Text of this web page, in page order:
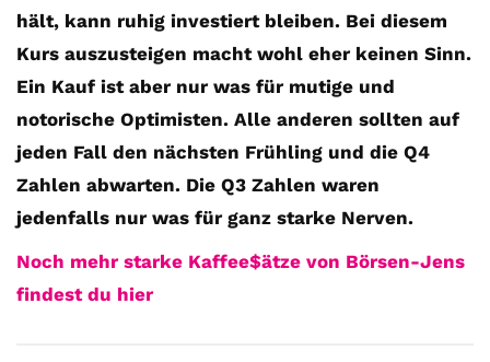
hält, kann ruhig investiert bleiben. Bei diesem
Kurs auszusteigen macht wohl eher keinen Sinn.
Ein Kauf ist aber nur was für mutige und
notorische Optimisten. Alle anderen sollten auf
jeden Fall den nächsten Frühling und die Q4
Zahlen abwarten. Die Q3 Zahlen waren
jedenfalls nur was für ganz starke Nerven.
Noch mehr starke Kaffee$ätze von Börsen-Jens
findest du hier